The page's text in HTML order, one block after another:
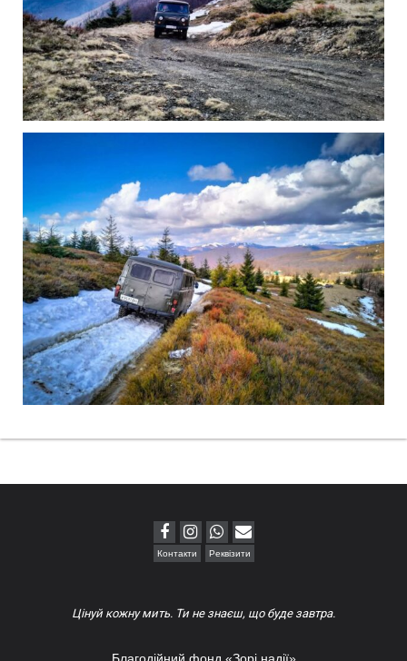
Контакти Реквізити
Цінуй кожну мить. Ти не знаєш, що буде завтра.